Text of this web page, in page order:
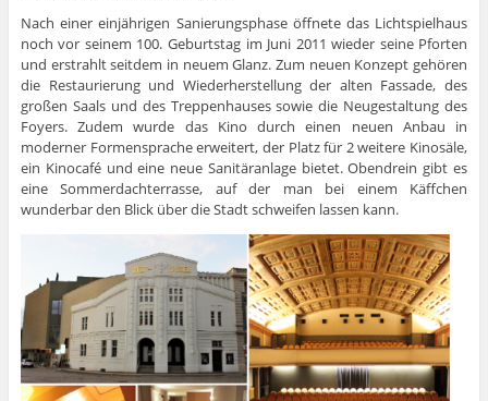
Nach einer einjährigen Sanierungsphase öffnete das Lichtspielhaus
noch vor seinem 100. Geburtstag im Juni 2011 wieder seine Pforten
und erstrahlt seitdem in neuem Glanz. Zum neuen Konzept gehören
die Restaurierung und Wiederherstellung der alten Fassade, des
großen Saals und des Treppenhauses sowie die Neugestaltung des
Foyers. Zudem wurde das Kino durch einen neuen Anbau in
moderner Formensprache erweitert, der Platz für 2 weitere Kinosäle,
ein Kinocafé und eine neue Sanitäranlage bietet. Obendrein gibt es
eine Sommerdachterrasse, auf der man bei einem Käffchen
wunderbar den Blick über die Stadt schweifen lassen kann.